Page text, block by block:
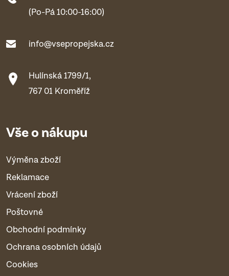
(Po-Pá 10:00-16:00)
info@vsepropejska.cz
Hulínská 1799/1,
767 01 Kroměříž
Vše o nákupu
Výměna zboží
Reklamace
Vrácení zboží
Poštovné
Obchodní podmínky
Ochrana osobních údajů
Cookies